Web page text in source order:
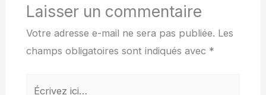
Laisser un commentaire
Votre adresse e-mail ne sera pas publiée. Les
champs obligatoires sont indiqués avec *
Écrivez